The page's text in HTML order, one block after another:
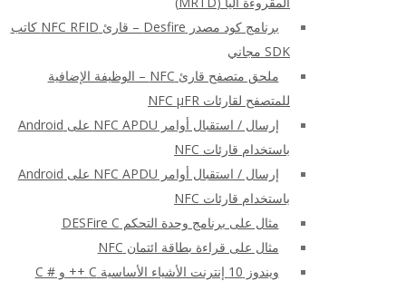
برنامج كود مصدر Desfire – قارئ NFC RFID كاتب
SDK مجاني
ملحق متصفح قارئ NFC – الوظيفة الإضافية
للمتصفح لقارئات NFC μFR
إرسال / استقبال أوامر NFC APDU على Android
باستخدام قارئات NFC
إرسال / استقبال أوامر NFC APDU على Android
باستخدام قارئات NFC
مثال على برنامج وحدة التحكم DESFire C
مثال على قراءة بطاقة ائتمان NFC
ويندوز 10 إنترنت الأشياء الأساسية C ++ و C #